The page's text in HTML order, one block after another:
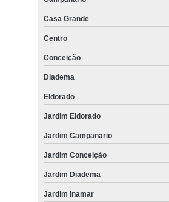
Casa Grande
Centro
Conceição
Diadema
Eldorado
Jardim Eldorado
Jardim Campanario
Jardim Conceição
Jardim Diadema
Jardim Inamar